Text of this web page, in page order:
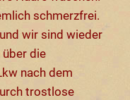
schmerzfrei.
wir sind wieder
über die
nach dem
trostlose